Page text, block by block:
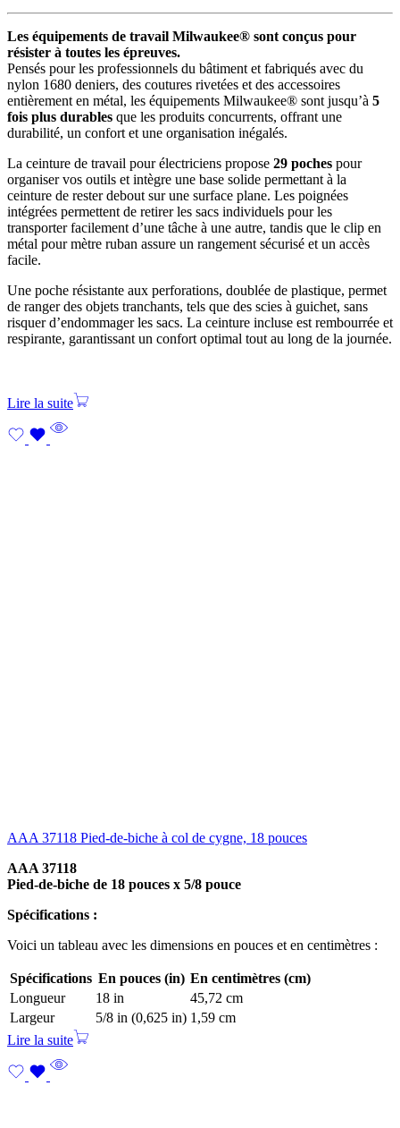
Les équipements de travail Milwaukee® sont conçus pour
résister à toutes les épreuves.
Pensés pour les professionnels du bâtiment et fabriqués avec du
nylon 1680 deniers, des coutures rivetées et des accessoires
entièrement en métal, les équipements Milwaukee® sont jusqu’à 5
fois plus durables que les produits concurrents, offrant une
durabilité, un confort et une organisation inégalés.
La ceinture de travail pour électriciens propose 29 poches pour
organiser vos outils et intègre une base solide permettant à la
ceinture de rester debout sur une surface plane. Les poignées
intégrées permettent de retirer les sacs individuels pour les
transporter facilement d’une tâche à une autre, tandis que le clip en
métal pour mètre ruban assure un rangement sécurisé et un accès
facile.
Une poche résistante aux perforations, doublée de plastique, permet
de ranger des objets tranchants, tels que des scies à guichet, sans
risquer d’endommager les sacs. La ceinture incluse est rembourrée et
respirante, garantissant un confort optimal tout au long de la journée.
Lire la suite
AAA 37118 Pied-de-biche à col de cygne, 18 pouces
AAA 37118
Pied-de-biche de 18 pouces x 5/8 pouce
Spécifications :
Voici un tableau avec les dimensions en pouces et en centimètres :
Spécifications En pouces (in) En centimètres (cm)
Longueur
18 in
45,72 cm
Largeur
5/8 in (0,625 in) 1,59 cm
Lire la suite